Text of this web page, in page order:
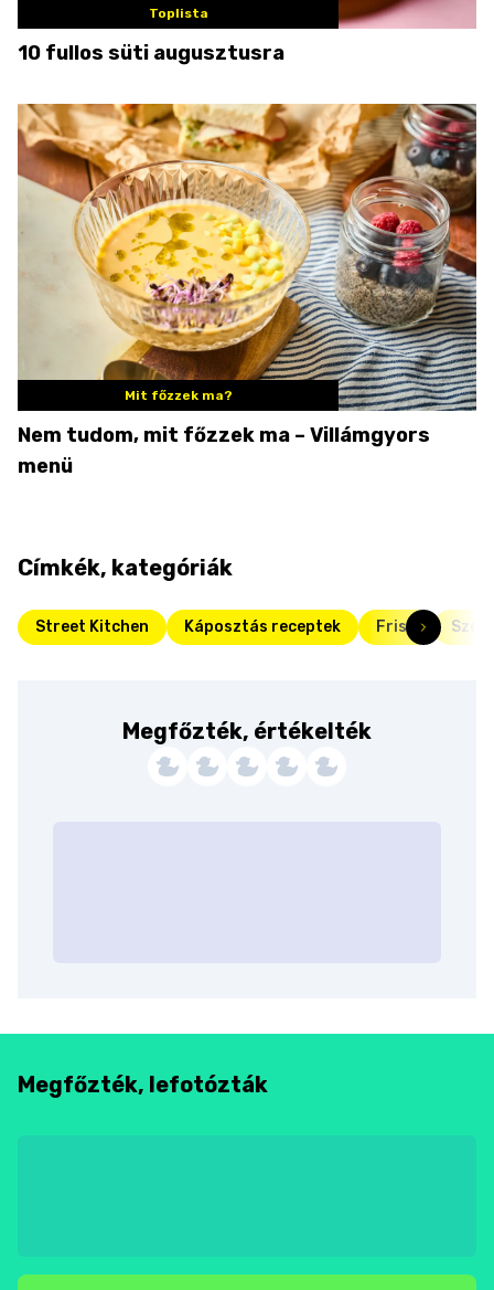
Toplista
10 fullos süti augusztusra
Mit főzzek ma?
Nem tudom, mit főzzek ma – Villámgyors
menü
Címkék, kategóriák
Street Kitchen Káposztás receptek Friss
Megfőzték, értékelték
Megfőzték, lefotózták